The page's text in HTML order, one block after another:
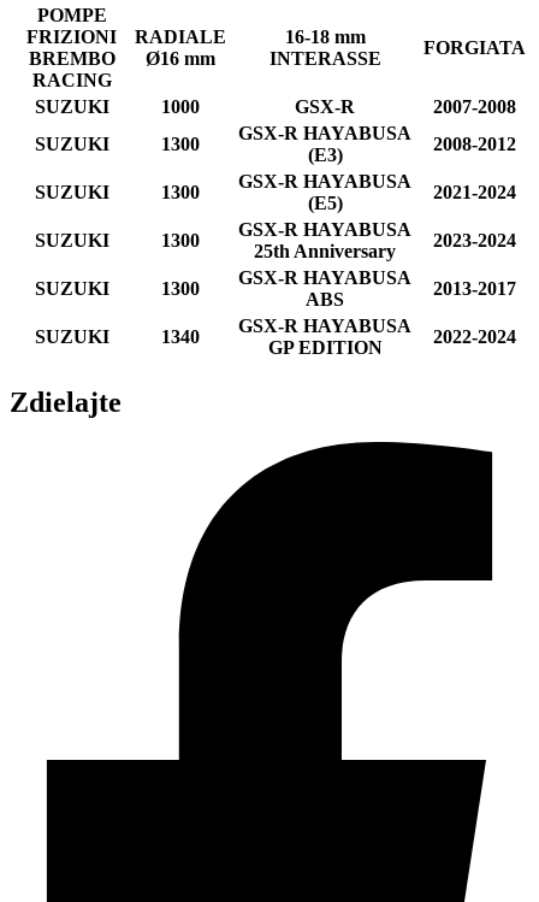
POMPE
FRIZIONI
BREMBO
RACING
RADIALE
Ø16 mm
16-18 mm
INTERASSE
FORGIATA
SUZUKI 1000 GSX-R
2007-2008
SUZUKI
1300
GSX-R HAYABUSA
(E3)
2008-2012
SUZUKI 1300
GSX-R HAYABUSA
(E5)
2021-2024
SUZUKI 1300
GSX-R HAYABUSA
25th Anniversary
2023-2024
SUZUKI 1300
GSX-R HAYABUSA
ABS
2013-2017
SUZUKI 1340
GSX-R HAYABUSA
GP EDITION
2022-2024
Zdielajte